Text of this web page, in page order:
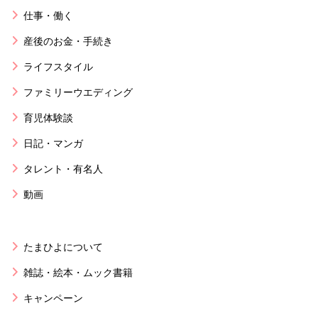
仕事・働く
産後のお金・手続き
ライフスタイル
ファミリーウエディング
育児体験談
日記・マンガ
タレント・有名人
動画
たまひよについて
雑誌・絵本・ムック書籍
キャンペーン